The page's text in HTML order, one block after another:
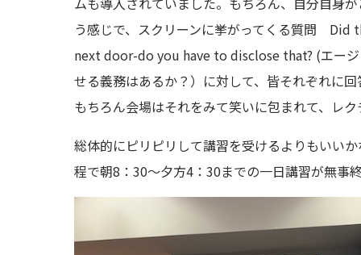
う感じで、スクリーンに挙がってくる質問
next door-do you have to disclose that? (エージ
せる義務はあるか？）に対して、皆それぞれに
もちろん会場はそれをみて笑いに包まれて、レ
総体的にピリピリして講習を受けるよりもいい
程で朝8：30～夕方4：30までの一日講習が無事